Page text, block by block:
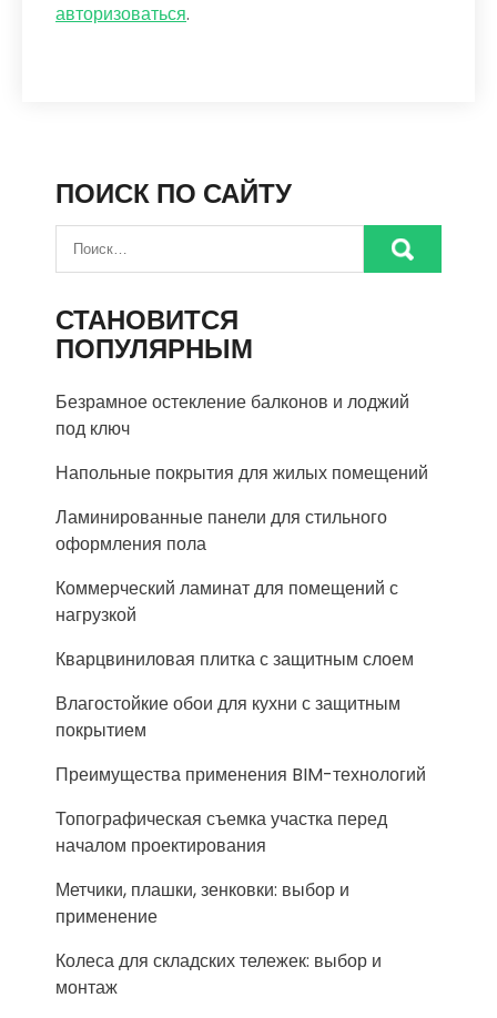
авторизоваться.
ПОИСК ПО САЙТУ
СТАНОВИТСЯ
ПОПУЛЯРНЫМ
Безрамное остекление балконов и лоджий
под ключ
Напольные покрытия для жилых помещений
Ламинированные панели для стильного
оформления пола
Коммерческий ламинат для помещений с
нагрузкой
Кварцвиниловая плитка с защитным слоем
Влагостойкие обои для кухни с защитным
покрытием
Преимущества применения BIM-технологий
Топографическая съемка участка перед
началом проектирования
Метчики, плашки, зенковки: выбор и
применение
Колеса для складских тележек: выбор и
монтаж